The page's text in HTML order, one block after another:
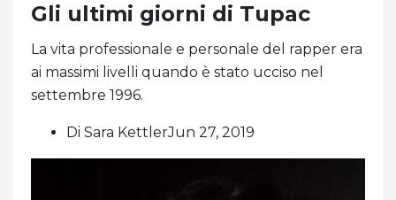
Gli ultimi giorni di Tupac
La vita professionale e personale del rapper era
ai massimi livelli quando è stato ucciso nel
settembre 1996.
Di Sara KettlerJun 27, 2019